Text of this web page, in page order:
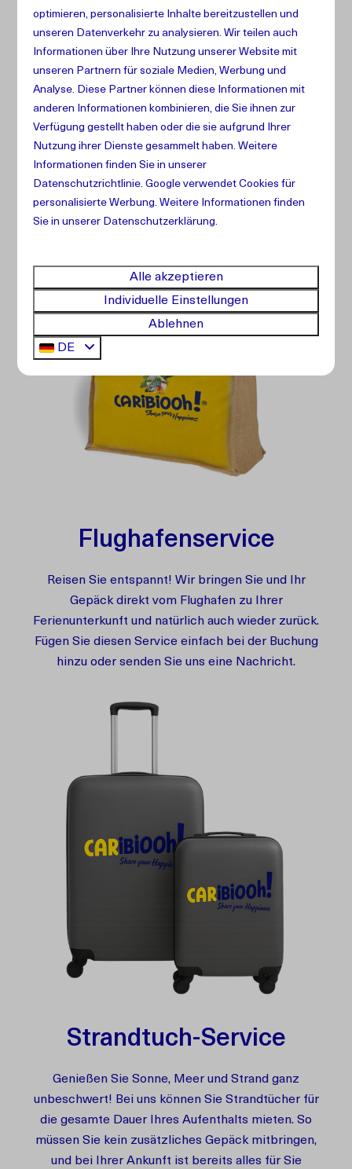
Beginnen Sie Ihren Urlaub ganz ohne Sorgen!
Möchten Sie bei Ihrer Ankunft einen mit
Lassen Sie es uns wissen. Schicken Sie uns eine
Nachricht oder fügen Sie diese Option einfach bei
den Extras während der Buchung Ihrer Unterkunft
hinzu. So startet Ihr Urlaub sofort entspannt
Flughafenservice
Reisen Sie entspannt! Wir bringen Sie und Ihr
Gepäck direkt vom Flughafen zu Ihrer
Ferienunterkunft und natürlich auch wieder zurück.
Fügen Sie diesen Service einfach bei der Buchung
hinzu oder senden Sie uns eine Nachricht.
Strandtuch-Service
Genießen Sie Sonne, Meer und Strand ganz
unbeschwert! Bei uns können Sie Strandtücher für
die gesamte Dauer Ihres Aufenthalts mieten. So
müssen Sie kein zusätzliches Gepäck mitbringen,
und bei Ihrer Ankunft ist bereits alles für Sie
optimieren, personalisierte Inhalte bereitzustellen und
unseren Datenverkehr zu analysieren. Wir teilen auch
Informationen über Ihre Nutzung unserer Website mit
unseren Partnern für soziale Medien, Werbung und
Analyse. Diese Partner können diese Informationen mit
anderen Informationen kombinieren, die Sie ihnen zur
Verfügung gestellt haben oder die sie aufgrund Ihrer
Nutzung ihrer Dienste gesammelt haben. Weitere
Informationen finden Sie in unserer
Datenschutzrichtlinie.Google verwendet Cookies für
personalisierte Werbung. Weitere Informationen finden
Sie in unserer Datenschutzerklärung.
Alle akzeptieren
Individuelle Einstellungen
Ablehnen
DE